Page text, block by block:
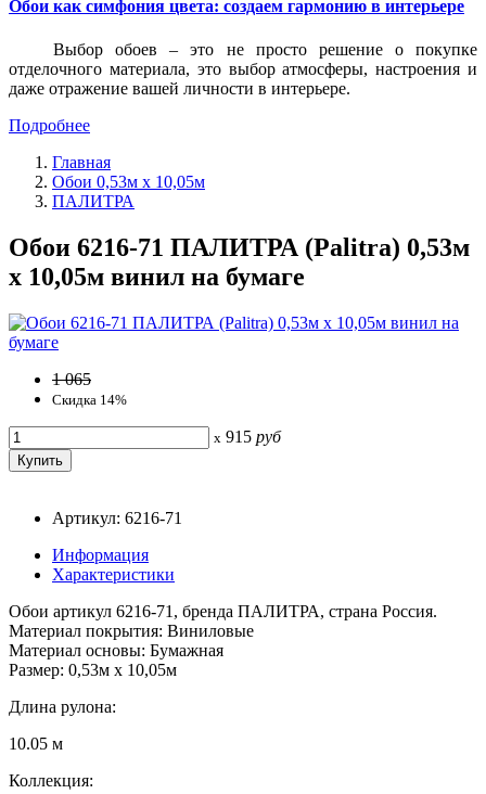
Обои как симфония цвета: создаем гармонию в интерьере
Выбор обоев – это не просто решение о покупке
отделочного материала, это выбор атмосферы, настроения и
даже отражение вашей личности в интерьере.
Подробнее
Главная
Обои 0,53м x 10,05м
ПАЛИТРА
Обои 6216-71 ПАЛИТРА (Palitra) 0,53м
x 10,05м винил на бумаге
1 065
Скидка 14%
x 915 руб
Артикул: 6216-71
Информация
Характеристики
Обои артикул 6216-71, бренда ПАЛИТРА, страна Россия.
Материал покрытия: Виниловые
Материал основы: Бумажная
Размер: 0,53м x 10,05м
Длина рулона:
10.05 м
Коллекция: